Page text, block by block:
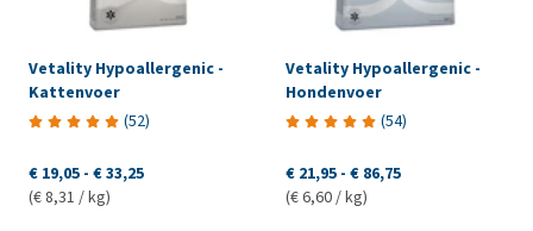
Vetality Hypoallergenic -
Kattenvoer
(52)
€ 19,05 - € 33,25
(€ 8,31 / kg)
Vetality Hypoallergenic -
Hondenvoer
(54)
€ 21,95 - € 86,75
(€ 6,60 / kg)